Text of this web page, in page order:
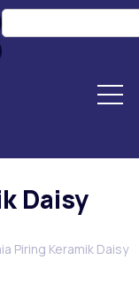
Daisy
Piring Keramik Daisy